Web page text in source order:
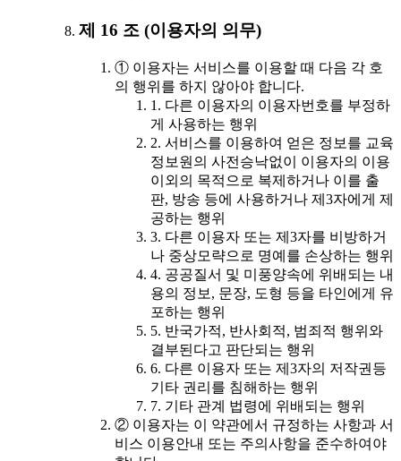
제 16 조 (이용자의 의무)
① 이용자는 서비스를 이용할 때 다음 각 호
의 행위를 하지 않아야 합니다.
1. 다른 이용자의 이용자번호를 부정하
게 사용하는 행위
2. 서비스를 이용하여 얻은 정보를 교육
정보원의 사전승낙없이 이용자의 이용
이외의 목적으로 복제하거나 이를 출
판, 방송 등에 사용하거나 제3자에게 제
공하는 행위
3. 다른 이용자 또는 제3자를 비방하거
나 중상모략으로 명예를 손상하는 행위
4. 공공질서 및 미풍양속에 위배되는 내
용의 정보, 문장, 도형 등을 타인에게 유
포하는 행위
5. 반국가적, 반사회적, 범죄적 행위와
결부된다고 판단되는 행위
6. 다른 이용자 또는 제3자의 저작권등
기타 권리를 침해하는 행위
7. 기타 관계 법령에 위배되는 행위
② 이용자는 이 약관에서 규정하는 사항과 서
비스 이용안내 또는 주의사항을 준수하여야